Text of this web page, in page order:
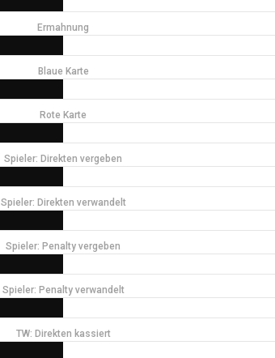
Ermahnung
Blaue Karte
Rote Karte
Spieler: Direkten vergeben
Spieler: Direkten verwandelt
Spieler: Penalty vergeben
Spieler: Penalty verwandelt
TW: Direkten kassiert